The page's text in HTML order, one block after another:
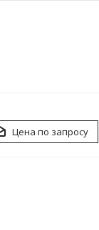
Цена по запросу